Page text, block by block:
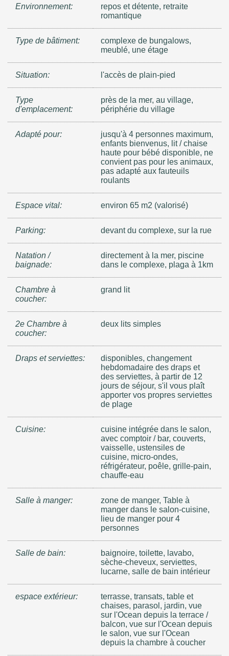
Environnement:
repos et détente, retraite
romantique
Type de bâtiment:
complexe de bungalows,
meublé, une étage
Situation: l'accès de plain-pied
Type
d'emplacement:
près de la mer, au village,
périphérie du village
Adapté pour:
jusqu'à 4 personnes maximum,
enfants bienvenus, lit / chaise
haute pour bébé disponible, ne
convient pas pour les animaux,
pas adapté aux fauteuils
roulants
Espace vital: environ 65 m2 (valorisé)
Parking: devant du complexe, sur la rue
Natation /
baignade:
directement à la mer, piscine
dans le complexe, plaga à 1km
Chambre à
coucher:
grand lit
2e Chambre à
coucher:
deux lits simples
Draps et serviettes:
disponibles, changement
hebdomadaire des draps et
des serviettes, à partir de 12
jours de séjour, s'il vous plaît
apporter vos propres serviettes
de plage
Cuisine:
cuisine intégrée dans le salon,
avec comptoir / bar, couverts,
vaisselle, ustensiles de
cuisine, micro-ondes,
réfrigérateur, poêle, grille-pain,
chauffe-eau
Salle à manger:
zone de manger, Table à
manger dans le salon-cuisine,
lieu de manger pour 4
personnes
Salle de bain:
baignoire, toilette, lavabo,
sèche-cheveux, serviettes,
lucarne, salle de bain intérieur
espace extérieur:
terrasse, transats, table et
chaises, parasol, jardin, vue
sur l'Ocean depuis la terrace /
balcon, vue sur l'Ocean depuis
le salon, vue sur l'Ocean
depuis la chambre à coucher